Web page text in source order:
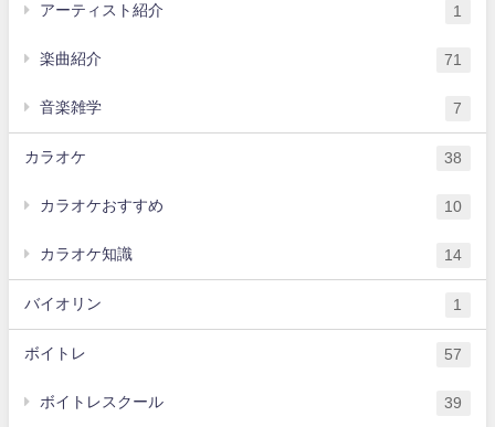
アーティスト紹介 1
楽曲紹介 71
音楽雑学 7
カラオケ 38
カラオケおすすめ 10
カラオケ知識 14
バイオリン 1
ボイトレ 57
ボイトレスクール 39